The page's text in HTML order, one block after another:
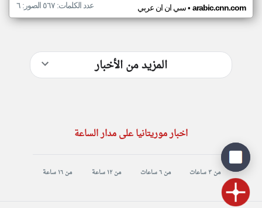
سي ان ان عربي• arabic.cnn.com عدد الكلمات: ٥٦٧ الصور: ٦
المزيد من الأخبار
اخبار موريتانيا على مدار الساعة
من ٣ ساعات من ٦ ساعات من ١٢ ساعة من ١٦ ساعة